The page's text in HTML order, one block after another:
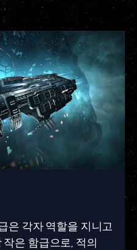
은 각자 역할을 지니고
은 함급으로, 적의